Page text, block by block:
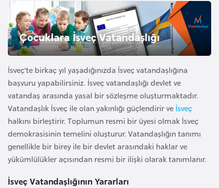
z
e
İ
ş
l
e
m
l
e
i
i
Çocuklara İsveç Vatandaşlığı
İsveç’te birkaç yıl yaşadığınızda İsveç vatandaşlığına
başvuru yapabilirsiniz. İsveç vatandaşlığı devlet ve
vatandaş arasında yasal bir sözleşme oluşturmaktadır.
Vatandaşlık İsveç ile olan yakınlığı güçlendirir ve İsveç
halkını birleştirir. Toplumun resmi bir üyesi olmak İsveç
demokrasisinin temelini oluşturur. Vatandaşlığın tanımı
genellikle bir birey ile bir devlet arasındaki haklar ve
yükümlülükler açısından resmi bir ilişki olarak tanımlanır.
İsveç Vatandaşlığının Yararları
A
v
u
t
u
r
y
a
A
e